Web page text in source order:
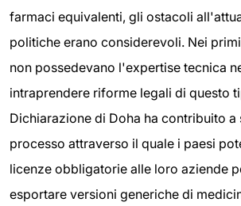
farmaci equivalenti, gli ostacoli
politiche erano considerevoli. Nei
non possedevano l'expertise tecnica
intraprendere riforme legali di questo
Dichiarazione di Doha ha contribuito a
processo attraverso il quale i paesi
licenze obbligatorie alle loro aziende
esportare versioni generiche di